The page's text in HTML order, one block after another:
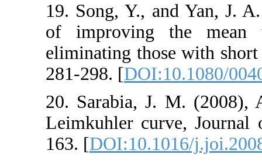
19. Song, Y.,
of improving
eliminating
281-298. [
20. Sarabia, J.
Leimkuhler
163. [